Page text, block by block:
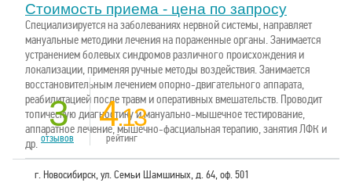
Стоимость приема - цена по запросу
Специализируется на заболеваниях нервной системы, направляет
мануальные методики лечения на пораженные органы. Занимается
устранением болевых синдромов различного происхождения и
локализации, применяя ручные методы воздействия. Занимается
восстановительным лечением опорно-двигательного аппарата,
реабилитацией после травм и оперативных вмешательств. Проводит
топическую диагностику и мануально-мышечное тестирование,
аппаратное лечение, мышечно-фасциальная терапию, занятия ЛФК и
др.
3
отзывов
4.13
рейтинг
г. Новосибирск, ул. Семьи Шамшиных, д. 64, оф. 501